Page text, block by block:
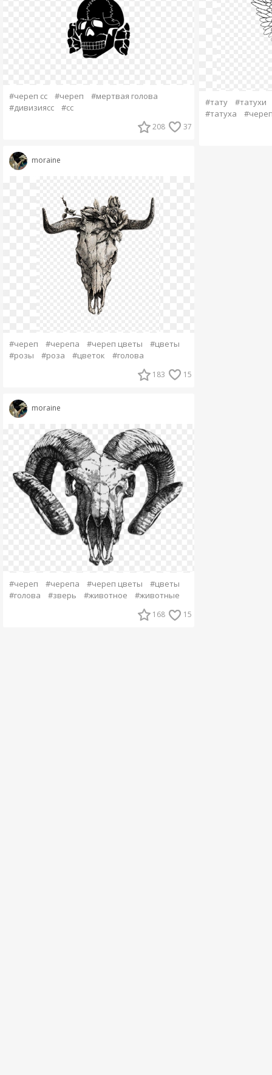
#череп сс #череп
#мертвая голова
#дивизиясс
#сс
208 37
moraine
#череп #черепа #череп цветы
#цветы
#розы
#роза #цветок #голова
183 15
moraine
#череп #черепа #череп цветы
#цветы
#голова
#зверь #животное #животные
168 15
#тату
#татухи
#татуха